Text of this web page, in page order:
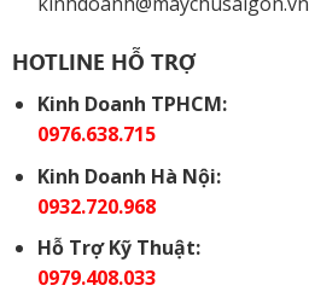
HOTLINE HỖ TRỢ
Kinh Doanh TPHCM:
0976.638.715
Kinh Doanh Hà Nội:
0932.720.968
Hỗ Trợ Kỹ Thuật:
0979.408.033